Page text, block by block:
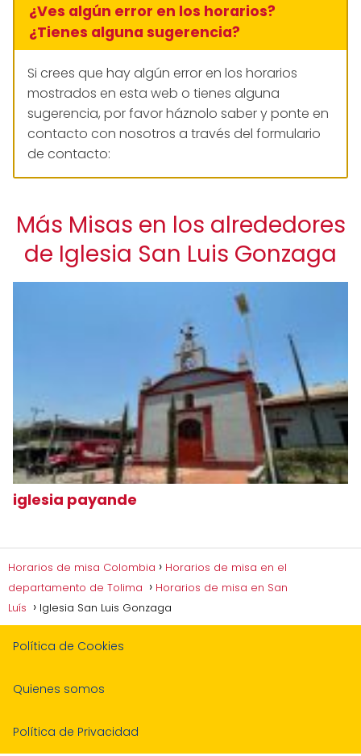
¿Ves algún error en los horarios?
¿Tienes alguna sugerencia?
Si crees que hay algún error en los horarios
mostrados en esta web o tienes alguna
sugerencia, por favor háznolo saber y ponte en
contacto con nosotros a través del formulario
de contacto:
Más Misas en los alrededores
de Iglesia San Luis Gonzaga
iglesia payande
Horarios de misa Colombia
Horarios de misa en el
departamento de Tolima
Horarios de misa en San
Luís
Iglesia San Luis Gonzaga
Política de Cookies
Quienes somos
Política de Privacidad